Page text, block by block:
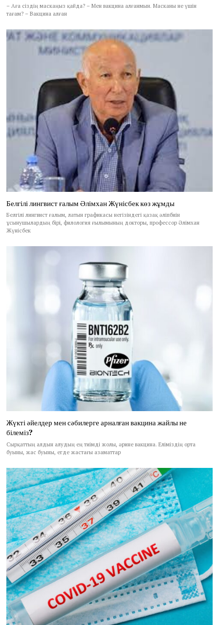
– Аға сіздің маскаңыз қайда? – Мен вакцина алғанмын. Масканы не үшін
тағам? – Вакцина алған
Белгілі лингвист ғалым Әлімхан Жүнісбек көз жұмды
Белгілі лингвист ғалым, латын графикасы негізіндегі қазақ әліпбиін
ұсынушылардың бірі, филология ғылымының докторы, профессор Әлімхан
Жүнісбек
Жүкті әйелдер мен сәбилерге арналған вакцина жайлы не
білеміз?
Сырқаттың алдын алудың ең тиімді жолы, әрине вакцина. Еліміздің орта
буыны, жас буыны, егде жастағы азаматтар